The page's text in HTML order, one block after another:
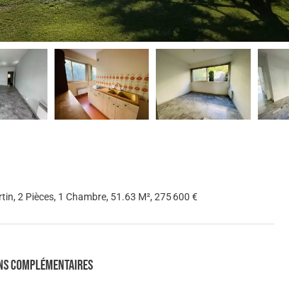
2 Pièces, 1 Chambre, 51.63 M², 275 600 €
complémentaires